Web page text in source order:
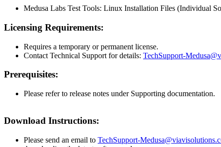
Medusa Labs Test Tools: Linux Installation Files (Individual
Licensing Requirements:
Requires a temporary or permanent license.
Contact Technical Support for details: TechSupport-
Prerequisites:
Please refer to release notes under Supporting documentation.
Download Instructions:
Please send an email to TechSupport-